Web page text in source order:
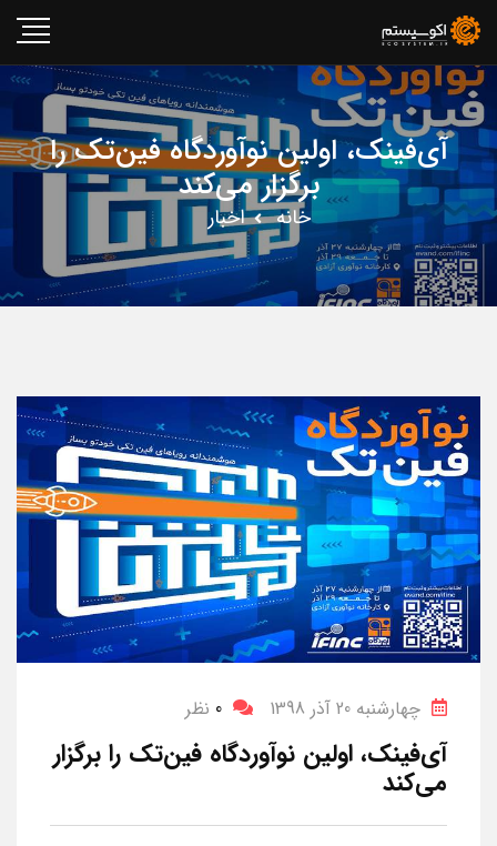
آی‌فینک، اولین نوآوردگاه فین‌تک را
برگزار می‌کند
خانه اخبار
چهارشنبه 20 آذر 1398 0 نظر
آی‌فینک، اولین نوآوردگاه فین‌تک را برگزار
می‌کند